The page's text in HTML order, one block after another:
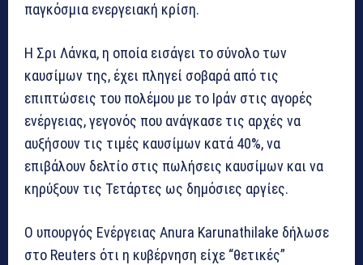
παγκόσμια ενεργειακή κρίση.
Η Σρι Λάνκα, η οποία εισάγει το σύνολο των
καυσίμων της, έχει πληγεί σοβαρά από τις
επιπτώσεις του πολέμου με το Ιράν στις αγορές
ενέργειας, γεγονός που ανάγκασε τις αρχές να
αυξήσουν τις τιμές καυσίμων κατά 40%, να
επιβάλουν δελτίο στις πωλήσεις καυσίμων και να
κηρύξουν τις Τετάρτες ως δημόσιες αργίες.
Ο υπουργός Ενέργειας Anura Karunathilake δήλωσε
στο Reuters ότι η κυβέρνηση είχε “θετικές”